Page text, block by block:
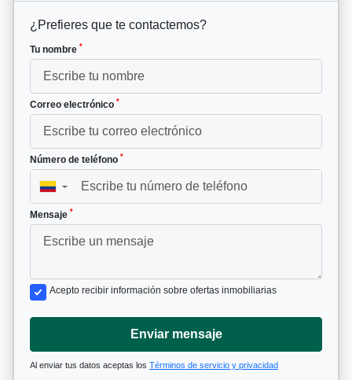
¿Prefieres que te contactemos?
Tu nombre *
Correo electrónico *
Número de teléfono *
▼
Mensaje *
Acepto recibir información sobre ofertas inmobiliarias
Enviar mensaje
Al enviar tus datos aceptas los Términos de servicio y privacidad